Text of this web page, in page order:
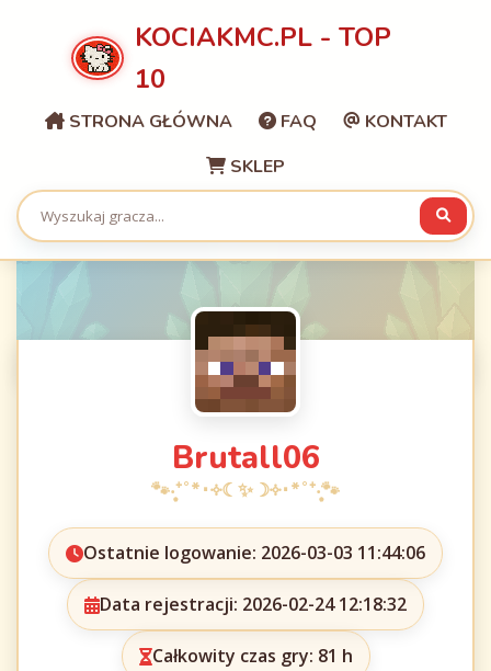
KOCIAKMC.PL - TOP
10
STRONA GŁÓWNA FAQ
KONTAKT
SKLEP
Brutall06
Ostatnie logowanie: 2026-03-03 11:44:06
Data rejestracji: 2026-02-24 12:18:32
Całkowity czas gry: 81 h